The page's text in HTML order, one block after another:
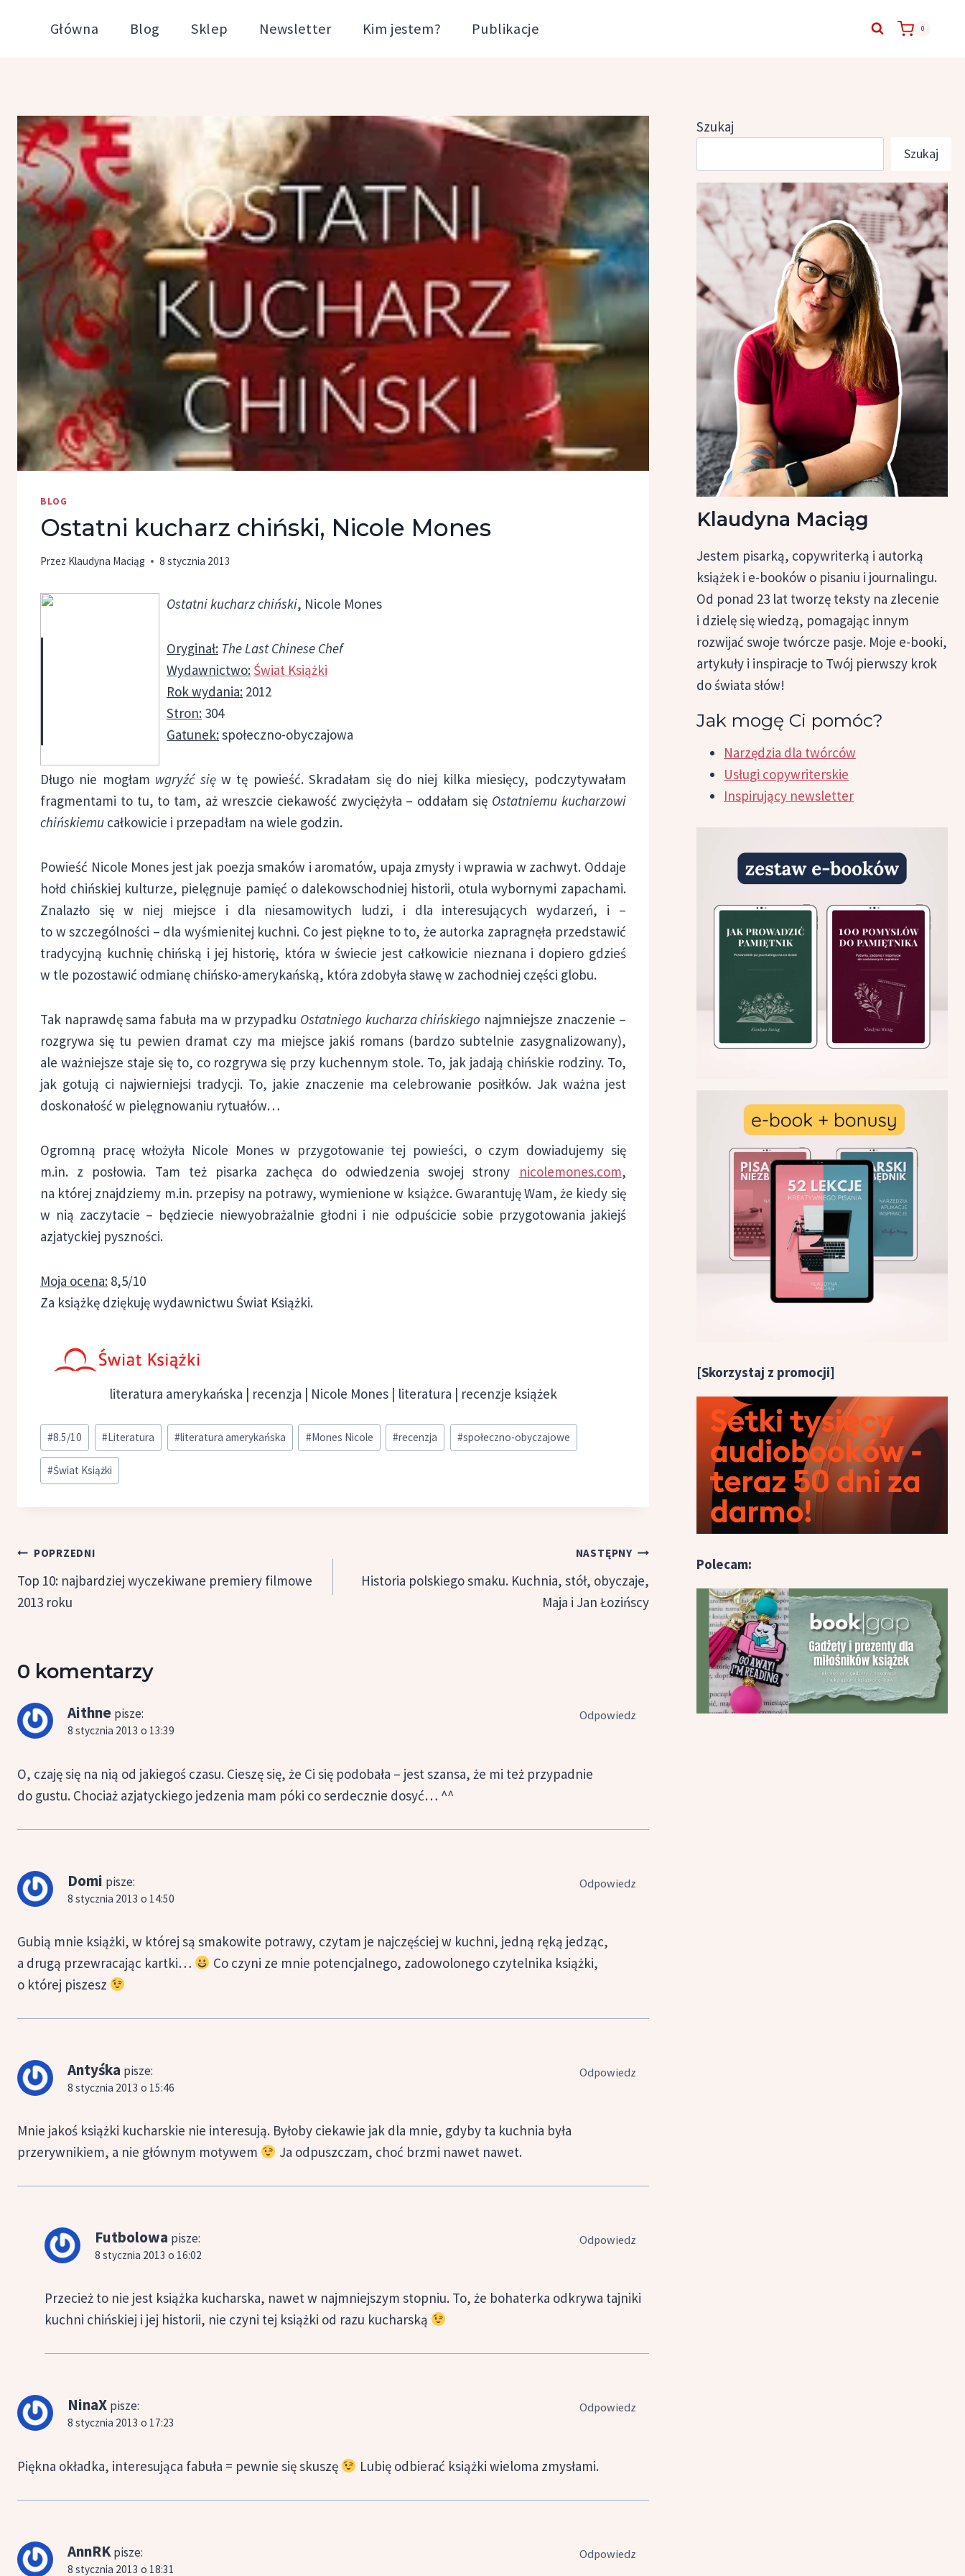
Główna Blog Sklep Newsletter Kim jestem? Publikacje 0
BLOG
Ostatni kucharz chiński, Nicole Mones
Przez Klaudyna Maciąg 8 stycznia 2013
Ostatni kucharz chiński, Nicole Mones
Oryginał: The Last Chinese Chef
Wydawnictwo: Świat Książki
Rok wydania: 2012
Stron: 304
Gatunek:społeczno-obyczajowa
Długo nie mogłam wgryźć sięw tę powieść. Skradałam się do niej kilka miesięcy, podczytywałam
fragmentami to tu, to tam, aż wreszcie ciekawość zwyciężyła – oddałam się Ostatniemu kucharzowi
chińskiemu całkowicie i przepadłam na wiele godzin.
Powieść Nicole Mones jest jak poezja smaków i aromatów, upaja zmysły i wprawia w zachwyt. Oddaje
hołd chińskiej kulturze, pielęgnuje pamięć o dalekowschodniej historii, otula wybornymi zapachami.
Znalazło się w niej miejsce i dla niesamowitych ludzi, i dla interesujących wydarzeń, i –
to w szczególności – dla wyśmienitej kuchni. Co jest piękne to to, że autorka zapragnęła przedstawić
tradycyjną kuchnię chińską i jej historię, która w świecie jest całkowicie nieznana i dopiero gdzieś
w tle pozostawić odmianę chińsko-amerykańską, która zdobyła sławę w zachodniej części globu.
Tak naprawdę sama fabuła ma w przypadku Ostatniego kucharza chińskiego najmniejsze znaczenie –
rozgrywa się tu pewien dramat czy ma miejsce jakiś romans (bardzo subtelnie zasygnalizowany),
ale ważniejsze staje się to, co rozgrywa się przy kuchennym stole. To, jak jadają chińskie rodziny. To,
jak gotują ci najwierniejsi tradycji. To, jakie znaczenie ma celebrowanie posiłków. Jak ważna jest
doskonałość w pielęgnowaniu rytuałów…
Ogromną pracę włożyła Nicole Mones w przygotowanie tej powieści, o czym dowiadujemy się
m.in. z posłowia. Tam też pisarka zachęca do odwiedzenia swojej strony
nicolemones.com,
na której znajdziemy m.in. przepisy na potrawy, wymienione w książce. Gwarantuję Wam, że kiedy się
w nią zaczytacie – będziecie niewyobrażalnie głodni i nie odpuścicie sobie przygotowania jakiejś
azjatyckiej pyszności.
Moja ocena: 8,5/10
Za książkę dziękuję wydawnictwu Świat Książki.
literatura amerykańska | recenzja | Nicole Mones | literatura | recenzje książek
Tagi
wpisu:
#8.5/10 #Literatura #literatura amerykańska #Mones Nicole #recenzja #społeczno-obyczajowe
#Świat Książki
Nawigacja
wpisu
POPRZEDNI
Top 10: najbardziej wyczekiwane premiery filmowe
2013 roku
NASTĘPNY
Historia polskiego smaku. Kuchnia, stół, obyczaje,
Maja i Jan Łozińscy
0 komentarzy
Aithne pisze:
8 stycznia 2013 o 13:39
O, czaję się na nią od jakiegoś czasu. Cieszę się, że Ci się podobała – jest szansa, że mi też przypadnie
do gustu. Chociaż azjatyckiego jedzenia mam póki co serdecznie dosyć… ^^
Odpowiedz
Domi pisze:
8 stycznia 2013 o 14:50
Gubią mnie książki, w której są smakowite potrawy, czytam je najczęściej w kuchni, jedną ręką jedząc,
a drugą przewracając kartki…
Co czyni ze mnie potencjalnego, zadowolonego czytelnika książki,
o której piszesz
Odpowiedz
Antyśka pisze:
8 stycznia 2013 o 15:46
Mnie jakoś książki kucharskie nie interesują. Byłoby ciekawie jak dla mnie, gdyby ta kuchnia była
przerywnikiem, a nie głównym motywem
Ja odpuszczam, choć brzmi nawet nawet.
Odpowiedz
Futbolowa pisze:
8 stycznia 2013 o 16:02
Przecież to nie jest książka kucharska, nawet w najmniejszym stopniu. To, że bohaterka odkrywa tajniki
kuchni chińskiej i jej historii, nie czyni tej książki od razu kucharską
Odpowiedz
NinaX pisze:
8 stycznia 2013 o 17:23
Piękna okładka, interesująca fabuła = pewnie się skuszę Lubię odbierać książki wieloma zmysłami.
Odpowiedz
AnnRK pisze:
8 stycznia 2013 o 18:31
Odpowiedz
Szukaj
Szukaj
Klaudyna Maciąg
Jestem pisarką, copywriterką i autorką
książek i e-booków o pisaniu i journalingu.
Od ponad 23 lat tworzę teksty na zlecenie
i dzielę się wiedzą, pomagając innym
rozwijać swoje twórcze pasje. Moje e-booki,
artykuły i inspiracje to Twój pierwszy krok
do świata słów!
Jak mogę Ci pomóc?
Narzędzia dla twórców
Usługi copywriterskie
Inspirujący newsletter
[Skorzystaj z promocji]
Polecam: